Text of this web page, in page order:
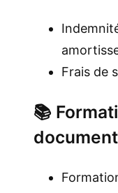
Frais de
📚